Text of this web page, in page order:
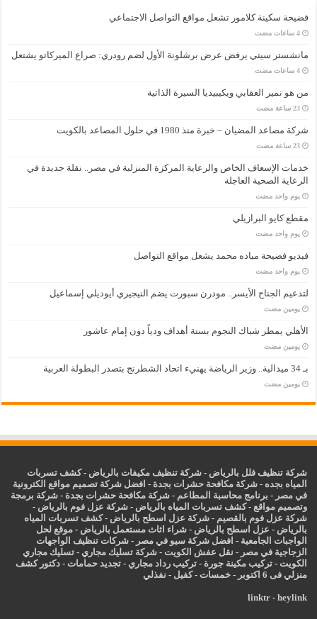
فضيحة سكينة كلامور تشعل مواقع التواصل الاجتماعي
‏4 ساعات مضت
مانشستر سيتي يرفض عرض برشلونة الأول لضم رودري: صراع الميركاتو يشتعل
‏4 ساعات مضت
من هو نمير العقابي ويكيبيديا السيرة الذاتية
‏23 ساعة مضت
شركة مصاعد المضيان – خبرة منذ 1980 في حلول المصاعد بالكويت
‏23 ساعة مضت
خدمات الإسعاف الخاص والرعاية المركزة المنزلية في مصر.. نقلة جديدة في
الرعاية الصحية العاجلة
‏يوم واحد مضت
مقطع كايو البرازيلي
‏يوم واحد مضت
فيديو فضيحة مياده محمد يشعل مواقع التواصل
‏يوم واحد مضت
لتدعيم الجناح الأيسر.. مودرن سبورت يضم النيجيري أيوديلي إسماعيل
‏يومين مضت
الأهلي يمطر شباك النجوم بستة أهداف ودياً دون إمام عاشور
‏يومين مضت
بـ 34 ميدالية.. وزير الرياضة يهنيء اتحاد الشطرنج بتصدر البطولة العربية
‏يومين مضت
شركة تنظيف فلل بالرياض -شركة تنظيف مكيفات بالرياض -كشف تسربات
المياه بجده -شركة مكافحة حشرات بجدة - افضل شركة تصميم مواقع الكترونية
في مصر - برنامج محاسبة المطاعم -شركة مكافحة حشرات بجدة -شركة برمجة
وتصميم مواقع -كشف تسربات المياه بالرياض -شركة عزل فوم بالرياض -
شركة عزل فوم بالقصيم -شركة عزل اسطح بالرياض -كشف تسربات المياه
بالرياض - عزل اسطح بالرياض -شراء اثاث مستعمل بالرياض - موقع لحل
الواجبات الجامعية - افضل شركة سيو في مصر -شركات تنظيف الواجهات
الزجاجية في مصر - نقل عفش الكويت -شركة تسليك مجاري -تسليك مجاري
الكويت -تركيب مكينة جورة -تركيب رداد مجاري -تجديد حمامات -دكتور كشف
منزلي فى 6 اكتوبر
-خمسات -كفيل - نفذلي
linktr- heylink